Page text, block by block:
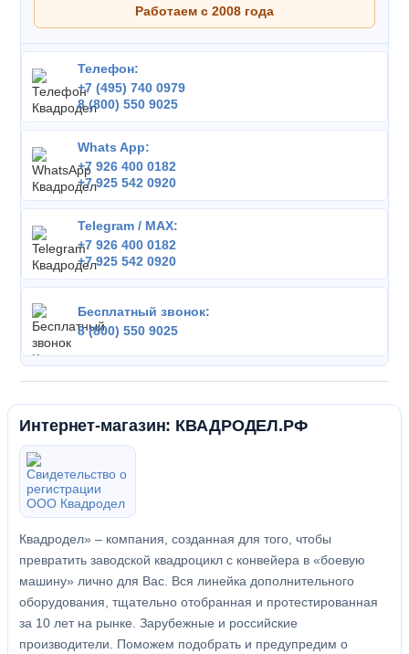
Работаем с 2008 года
Телефон:
+7 (495) 740 0979
8 (800) 550 9025
Whats App:
+7 926 400 0182
+7 925 542 0920
Telegram / MAX:
+7 926 400 0182
+7 925 542 0920
Бесплатный звонок:
8 (800) 550 9025
Интернет-магазин: КВАДРОДЕЛ.РФ
Квадродел» – компания, созданная для того, чтобы
превратить заводской квадроцикл с конвейера в «боевую
машину» лично для Вас. Вся линейка дополнительного
оборудования, тщательно отобранная и протестированная
за 10 лет на рынке. Зарубежные и российские
производители. Поможем подобрать и предупредим о